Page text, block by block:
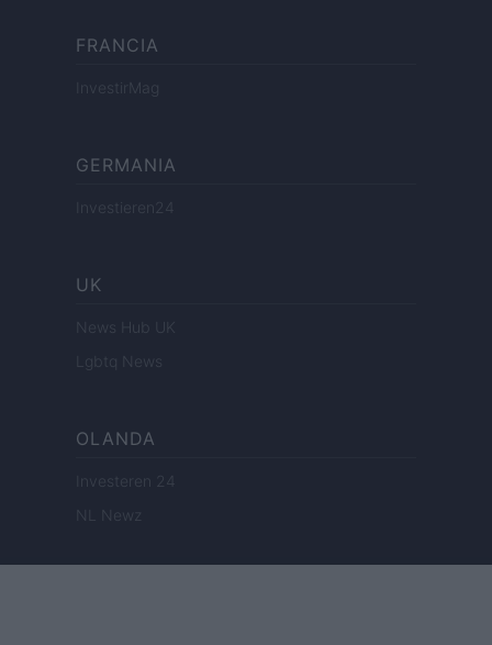
FRANCIA
InvestirMag
GERMANIA
Investieren24
UK
News Hub UK
Lgbtq News
OLANDA
Investeren 24
NL Newz